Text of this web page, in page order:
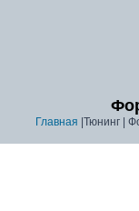
Главная |Тюнинг |